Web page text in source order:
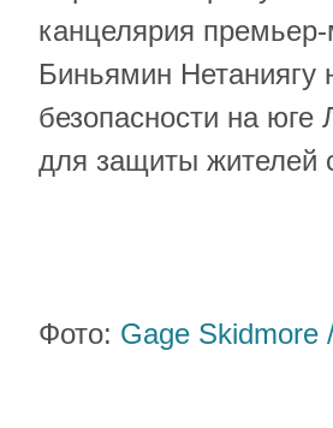
канцелярия
Биньямин Нетаниягу
безопасности на юге
для защиты жителей
Фото: Gage Skidmore